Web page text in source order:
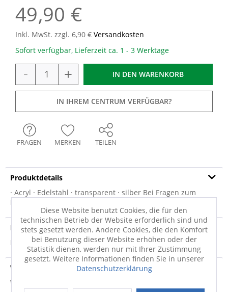
49,90 €
Inkl. MwSt. zzgl. 6,90 € Versandkosten
Sofort verfügbar, Lieferzeit ca. 1 - 3 Werktage
- + IN DEN WARENKORB
IN IHREM CENTRUM VERFÜGBAR?
FRAGEN MERKEN TEILEN
Produktdetails
· Acryl · Edelstahl · transparent · silber Bei Fragen zum
Produkt oder weiteren...
Produktsicherheit
Produktsicherheit
Versandinfo
Weitere Informationen zum Versand...
Diese Website benutzt Cookies, die für den
technischen Betrieb der Website erforderlich sind und
stets gesetzt werden. Andere Cookies, die den Komfort
bei Benutzung dieser Website erhöhen oder der
Statistik dienen, werden nur mit Ihrer Zustimmung
gesetzt. Weitere Informationen finden Sie in unserer
Datenschutzerklärung